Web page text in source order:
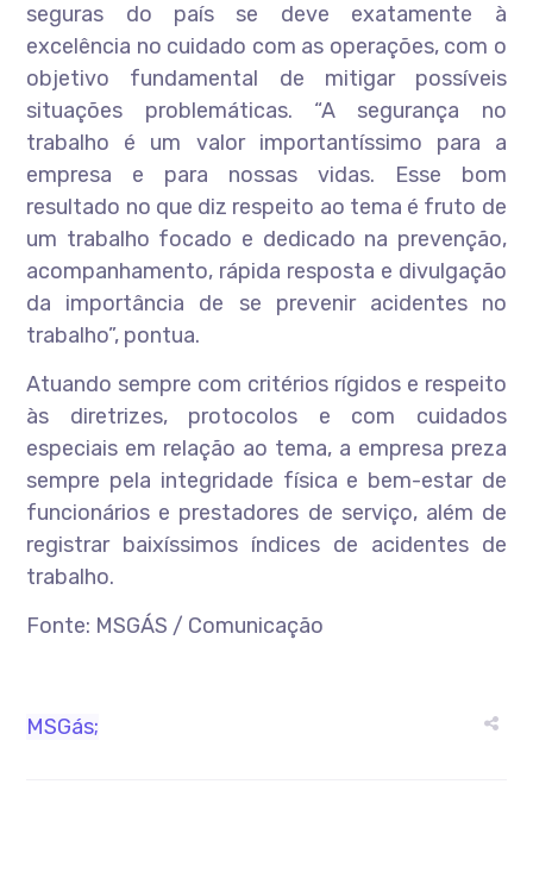
seguras do país se deve exatamente à
excelência no cuidado com as operações, com o
objetivo fundamental de mitigar possíveis
situações problemáticas. “A segurança no
trabalho é um valor importantíssimo para a
empresa e para nossas vidas. Esse bom
resultado no que diz respeito ao tema é fruto de
um trabalho focado e dedicado na prevenção,
acompanhamento, rápida resposta e divulgação
da importância de se prevenir acidentes no
trabalho”, pontua.
Atuando sempre com critérios rígidos e respeito
às diretrizes, protocolos e com cuidados
especiais em relação ao tema, a empresa preza
sempre pela integridade física e bem-estar de
funcionários e prestadores de serviço, além de
registrar baixíssimos índices de acidentes de
trabalho.
Fonte: MSGÁS / Comunicação
MSGás;